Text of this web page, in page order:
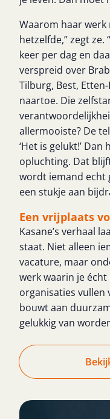
Waarom haar werk
hetzelfde,” zegt
keer per dag en
verspreid over
Tilburg, Best,
naartoe. Die
allermooiste? De
‘Het is gelukt!’
opluchting. Dat
wordt iemand echt
een stukje aan
Een vrijplaats
Kasane’s verhaal
staat. Niet alleen
vacature, maar
werk waarin je
organisaties vullen
bouwt aan
gelukkig van